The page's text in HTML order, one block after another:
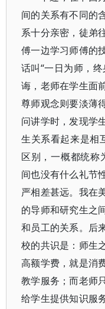
间的关系有不同的
系十分亲密，徒弟
傅一边学习师傅的
话叫“一日为师，
诲，老师在学生面
尊师观念则要淡薄
问讲学时，发现学
生关系看起来是相
区别，一概都统称
间也没有什么礼节
严相差甚远。我在
的导师和研究生之
和员工的关系。后
校的共识是：师生
高额学费，就是消
教学服务；而老师
给学生提供知识服